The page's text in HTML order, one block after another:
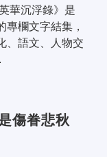
華沉浮錄》是
專欄文字結集，
、語文、人物交
傷眷悲秋